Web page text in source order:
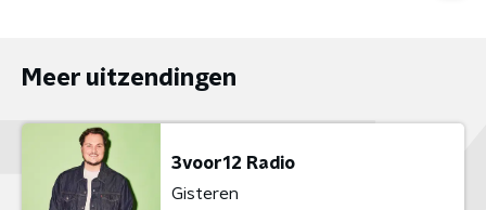
Meer uitzendingen
3voor12 Radio
Gisteren